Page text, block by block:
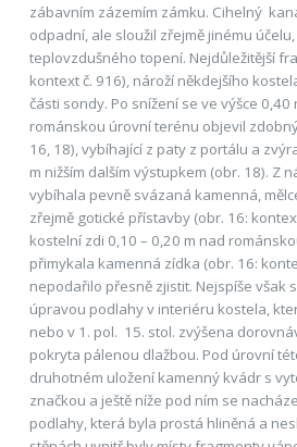
zábavním zázemím zámku. Cihelný
odpadní, ale sloužil zřejmě jinému
teplovzdušného topení. Nejdůležitější
kontext č. 916), nároží někdejšího
části sondy. Po snížení se ve výšce
románskou úrovní terénu objevil
16, 18), vybíhající z paty z portálu a
m nižším dalším výstupkem (obr. 18). Z
vybíhala pevně svázaná kamenná,
zřejmě gotické přístavby (obr. 16:
kostelní zdi 0,10 – 0,20 m nad
přimykala kamenná zídka (obr. 16:
nepodařilo přesně zjistit. Nejspíše však
úpravou podlahy v interiéru kostela,
nebo v 1. pol. 15. stol. zvýšena
pokryta pálenou dlažbou. Pod úrovní
druhotném uložení kamenný kvádr s
značkou a ještě níže pod ním se
podlahy, která byla prostá hliněná a